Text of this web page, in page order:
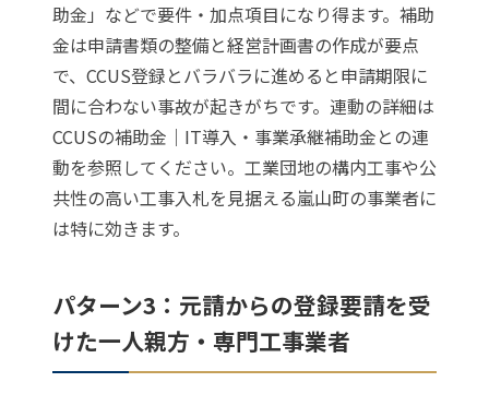
助金」などで要件・加点項目になり得ます。補助
金は申請書類の整備と経営計画書の作成が要点
で、CCUS登録とバラバラに進めると申請期限に
間に合わない事故が起きがちです。連動の詳細は
CCUSの補助金｜IT導入・事業承継補助金との連
動を参照してください。工業団地の構内工事や公
共性の高い工事入札を見据える嵐山町の事業者に
は特に効きます。
パターン3：元請からの登録要請を受
けた一人親方・専門工事業者